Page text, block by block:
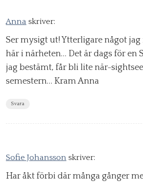
Anna skriver:
Ser mysigt ut! Ytterligare något
här i närheten… Det är dags för en
jag bestämt, får bli lite när-
semestern… Kram Anna
Svara
Sofie Johansson skriver:
Har åkt förbi där många gånger